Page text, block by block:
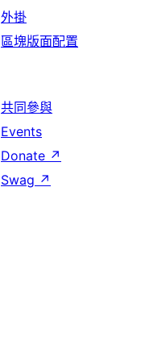
外掛
區塊版面配置
共同參與
Events
Donate ↗
Swag ↗